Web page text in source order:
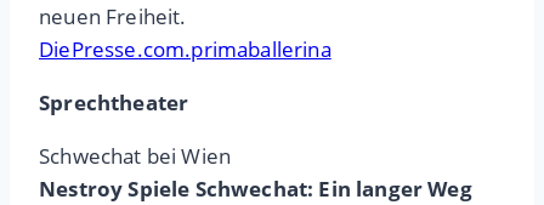
neuen Freiheit.
DiePresse.com.primaballerina
Sprechtheater
Schwechat bei Wien
Nestroy Spiele Schwechat: Ein langer Weg